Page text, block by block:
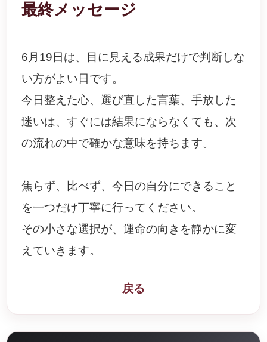
最終メッセージ
6月19日は、目に見える成果だけで判断しな
い方がよい日です。
今日整えた心、選び直した言葉、手放した
迷いは、すぐには結果にならなくても、次
の流れの中で確かな意味を持ちます。
焦らず、比べず、今日の自分にできること
を一つだけ丁寧に行ってください。
その小さな選択が、運命の向きを静かに変
えていきます。
戻る